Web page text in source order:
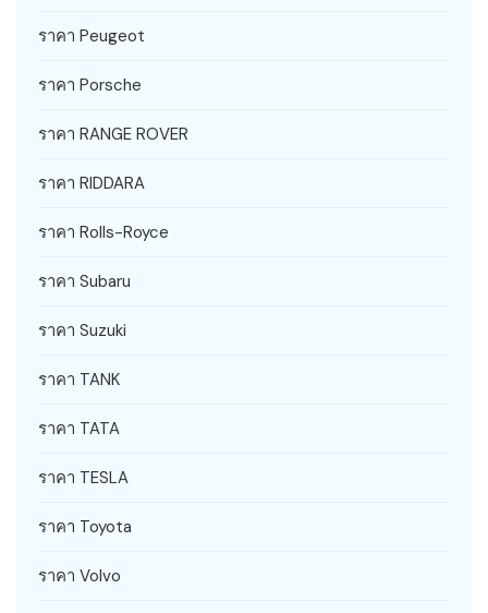
ราคา Peugeot
ราคา Porsche
ราคา RANGE ROVER
ราคา RIDDARA
ราคา Rolls-Royce
ราคา Subaru
ราคา Suzuki
ราคา TANK
ราคา TATA
ราคา TESLA
ราคา Toyota
ราคา Volvo